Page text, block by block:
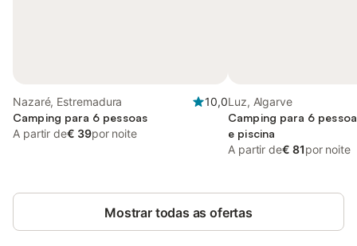
Nazaré, Estremadura
10,0
Camping para 6 pessoas
A partir de€ 39por noite
Luz, Algarve
Camping para 6
e piscina
A partir de€ 81por noite
Mostrar todas as ofertas